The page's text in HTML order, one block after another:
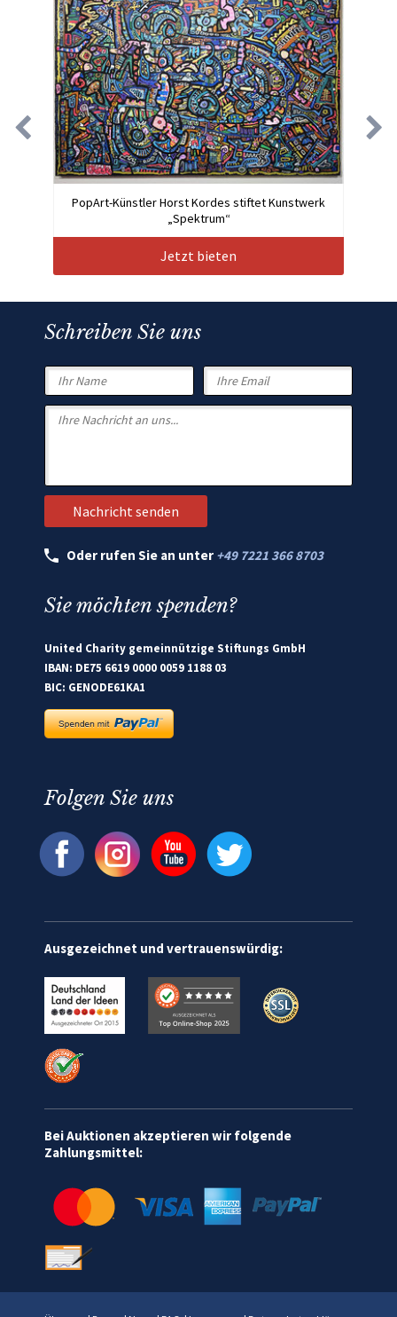
PopArt-Künstler Horst Kordes stiftet Kunstwerk
„Spektrum“
Jetzt bieten
Schreiben Sie uns
Oder rufen Sie an unter +49 7221 366 8703
Sie möchten spenden?
United Charity gemeinnützige Stiftungs GmbH
IBAN: DE75 6619 0000 0059 1188 03
BIC: GENODE61KA1
Folgen Sie uns
Ausgezeichnet und vertrauenswürdig:
Bei Auktionen akzeptieren wir folgende
Zahlungsmittel: